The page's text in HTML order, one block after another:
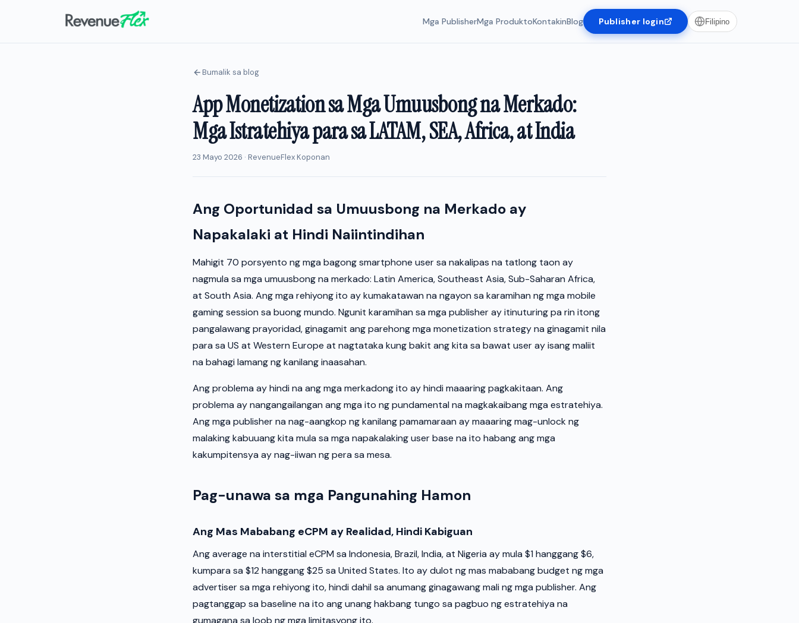
Mga PublisherMga ProduktoKontakinBlog Publisher login Filipino
Bumalik sa blog
App Monetization sa Mga Umuusbong na Merkado:
Mga Istratehiya para sa LATAM, SEA, Africa, at India
23 Mayo 2026 · RevenueFlex Koponan
Ang Oportunidad sa Umuusbong na Merkado ay
Napakalaki at Hindi Naiintindihan
Mahigit 70 porsyento ng mga bagong smartphone user sa nakalipas na tatlong taon ay
nagmula sa mga umuusbong na merkado: Latin America, Southeast Asia, Sub-Saharan Africa,
at South Asia. Ang mga rehiyong ito ay kumakatawan na ngayon sa karamihan ng mga mobile
gaming session sa buong mundo. Ngunit karamihan sa mga publisher ay itinuturing pa rin itong
pangalawang prayoridad, ginagamit ang parehong mga monetization strategy na ginagamit nila
para sa US at Western Europe at nagtataka kung bakit ang kita sa bawat user ay isang maliit
na bahagi lamang ng kanilang inaasahan.
Ang problema ay hindi na ang mga merkadong ito ay hindi maaaring pagkakitaan. Ang
problema ay nangangailangan ang mga ito ng pundamental na magkakaibang mga estratehiya.
Ang mga publisher na nag-aangkop ng kanilang pamamaraan ay maaaring mag-unlock ng
malaking kabuuang kita mula sa mga napakalaking user base na ito habang ang mga
kakumpitensya ay nag-iiwan ng pera sa mesa.
Pag-unawa sa mga Pangunahing Hamon
Ang Mas Mababang eCPM ay Realidad, Hindi Kabiguan
Ang average na interstitial eCPM sa Indonesia, Brazil, India, at Nigeria ay mula $1 hanggang $6,
kumpara sa $12 hanggang $25 sa United States. Ito ay dulot ng mas mababang budget ng mga
advertiser sa mga rehiyong ito, hindi dahil sa anumang ginagawang mali ng mga publisher. Ang
pagtanggap sa baseline na ito ang unang hakbang tungo sa pagbuo ng estratehiya na
gumagana sa loob ng mga limitasyong ito.